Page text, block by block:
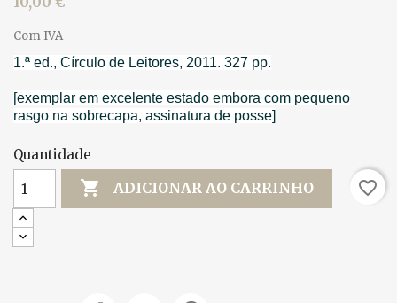
Com IVA
1.ª ed., Círculo de Leitores, 2011. 327 pp.
[exemplar em excelente estado embora com pequeno
rasgo na sobrecapa, assinatura de posse]
Quantidade
 ADICIONAR AO CARRINHO favorite_border